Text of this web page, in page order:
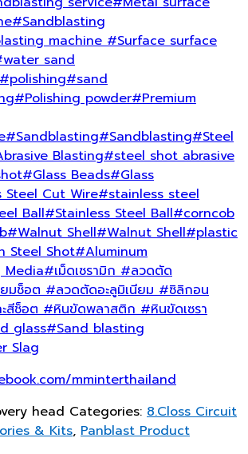
#Sandblasting
machine#Surface surface
sand
#polishing#sand
#Polishing powder#Premium
#Sandblasting#Sandblasting#Steel
Blasting#steel shot abrasive
#Glass Beads#Glass
Steel Cut Wire#stainless steel
Ball#Stainless Steel Ball#corncob
#Walnut Shell#Walnut Shell#plastic
Steel Shot#Aluminum
Media#เม็ดเซรามิก #ลวดตัด
มช็อต #ลวดตัดอะลูมิเนียม#ซิลิกอน
สีช็อต #หินขัดพลาสติก #หินขัดเซรา
glass#Sand blasting
Slag
mminterthailand
head Categories: 8.Closs Circuit
& Kits, Panblast Product